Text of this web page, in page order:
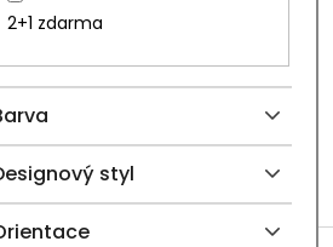
2+1 zdarma
styl